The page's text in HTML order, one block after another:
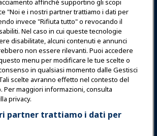
Protezione
affinché supportino gli scopi
"Noi e i nostri partner trattiamo i dati per
invece "Rifiuta tutto" o revocando il
Nel caso in cui queste tecnologie
disabilitate, alcuni contenuti e annunci
non essere rilevanti. Puoi accedere
menu per modificare le tue scelte o
in qualsiasi momento dalle Gestisci
scelte avranno effetto nel contesto del
Per maggiori informazioni, consulta
privacy.
partner trattiamo i dati per